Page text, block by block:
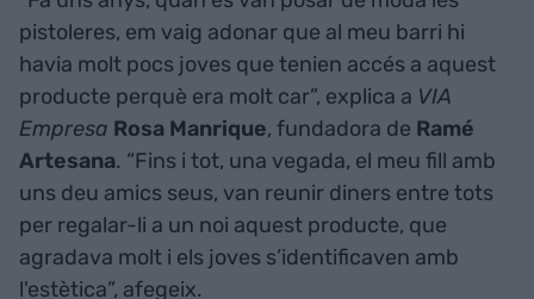
pistoleres, em vaig adonar que al meu barri hi
havia molt pocs joves que tenien accés a aquest
producte perquè era molt car”, explica a VIA
Empresa Rosa Manrique, fundadora de Ramé
Artesana. “Fins i tot, una vegada, el meu fill amb
uns deu amics seus, van reunir diners entre tots
per regalar-li a un noi aquest producte, que
agradava molt i els joves s’identificaven amb
l'estètica”, afegeix.